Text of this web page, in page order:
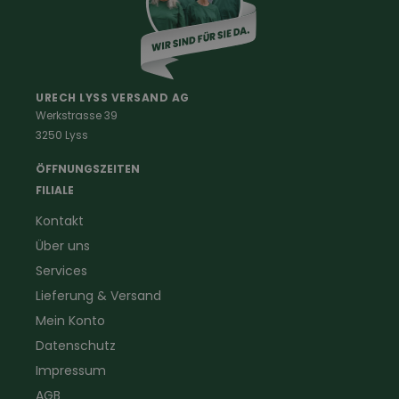
Schreinerbekleidung
Handwerker
Landwirtschaft
Kaminfeger
Gartenbau
Sanitär
Elektriker- und Installateur
Logistikbekleidung
Haus & Hof
URECH LYSS VERSAND AG
Werkstrasse 39
3250 Lyss
ÖFFNUNGSZEITEN
FILIALE
Kontakt
Über uns
Services
Lieferung & Versand
Mein Konto
Datenschutz
Impressum
AGB